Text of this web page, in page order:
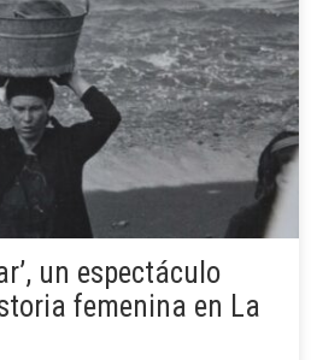
un espectáculo
femenina en La